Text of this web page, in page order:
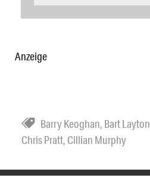
Anzeige
Barry Keoghan, Bart Layton
Chris Pratt, Cillian Murphy